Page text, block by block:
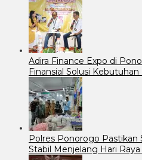
Adira Finance Expo di
Finansial Solusi Kebutuhan
Polres Ponorogo Pastikan
Stabil Menjelang Hari